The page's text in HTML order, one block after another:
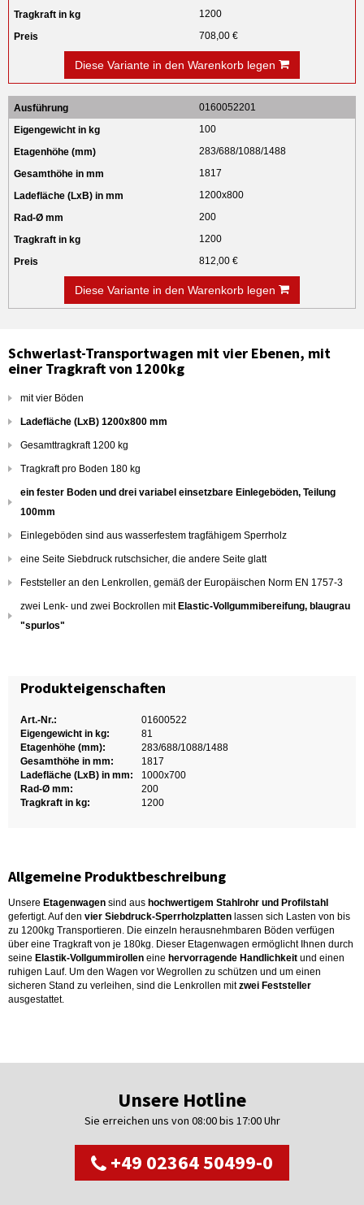
1200
708,00 €
Diese Variante in den Warenkorb legen
0160052201
100
283/688/1088/1488
1817
1200x800
200
1200
812,00 €
Diese Variante in den Warenkorb legen
Schwerlast-Transportwagen mit vier Ebenen, mit
einer Tragkraft von 1200kg
mit vier Böden
Ladefläche (LxB) 1200x800 mm
Gesamttragkraft 1200 kg
Tragkraft pro Boden 180 kg
ein fester Boden und drei variabel einsetzbare Einlegeböden, Teilung
100mm
Einlegeböden sind aus wasserfestem tragfähigem Sperrholz
eine Seite Siebdruck rutschsicher, die andere Seite glatt
Feststeller an den Lenkrollen, gemäß der Europäischen Norm EN 1757-3
zwei Lenk- und zwei Bockrollen mitElastic-Vollgummibereifung, blaugrau
"spurlos"
Produkteigenschaften
Art.-Nr.:
01600522
Eigengewicht in kg:
81
Etagenhöhe (mm):
283/688/1088/1488
Gesamthöhe in mm:
1817
Ladefläche (LxB) in mm:
1000x700
Rad-Ø mm:
200
Tragkraft in kg:
1200
Allgemeine Produktbeschreibung
Unsere Etagenwagen sind aus hochwertigem Stahlrohr und Profilstahl
gefertigt. Auf den vier Siebdruck-Sperrholzplatten lassen sich Lasten von bis
zu 1200kg Transportieren. Die einzeln herausnehmbaren Böden verfügen
über eine Tragkraft von je 180kg. Dieser Etagenwagen ermöglicht Ihnen durch
seine Elastik-Vollgummirollen eine hervorragende Handlichkeit und einen
ruhigen Lauf. Um den Wagen vor Wegrollen zu schützen und um einen
sicheren Stand zu verleihen, sind die Lenkrollen mitzwei Feststeller
ausgestattet.
Unsere Hotline
Sie erreichen uns von 08:00 bis 17:00 Uhr
+49 02364 50499-0